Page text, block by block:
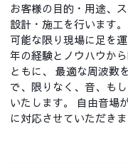
採用情報
お問い合わせ
お客様の目的・用途、
設計・施工を行います
可能な限り現場に足を
年の経験とノウハウか
ともに、 最適な周波数
で、限りなく、音、も
いたします。 自由音場
に対応させていただきま